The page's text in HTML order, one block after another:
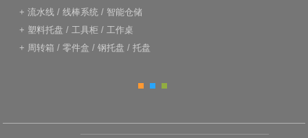
+ 流水线 / 线棒系统 / 智能仓储
+ 塑料托盘 / 工具柜 / 工作桌
+ 周转箱 / 零件盒 / 钢托盘 / 托盘